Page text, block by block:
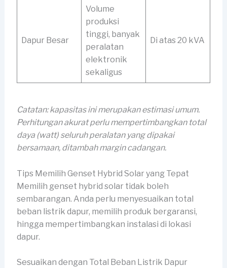
Dapur Besar
Volume
produksi
tinggi, banyak
peralatan
elektronik
sekaligus
Di atas 20 kVA
Catatan: kapasitas ini merupakan estimasi umum.
Perhitungan akurat perlu mempertimbangkan total
daya (watt) seluruh peralatan yang dipakai
bersamaan, ditambah margin cadangan.
Tips Memilih Genset Hybrid Solar yang Tepat
Memilih genset hybrid solar tidak boleh
sembarangan. Anda perlu menyesuaikan total
beban listrik dapur, memilih produk bergaransi,
hingga mempertimbangkan instalasi di lokasi
dapur.
Sesuaikan dengan Total Beban Listrik Dapur